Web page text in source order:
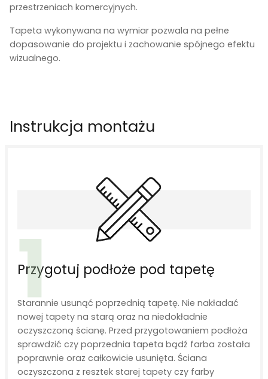
przestrzeniach komercyjnych.
Tapeta wykonywana na wymiar pozwala na pełne
dopasowanie do projektu i zachowanie spójnego efektu
wizualnego.
Instrukcja montażu
1
Przygotuj podłoże pod tapetę
Starannie usunąć poprzednią tapetę. Nie nakładać
nowej tapety na starą oraz na niedokładnie
oczyszczoną ścianę. Przed przygotowaniem podłoża
sprawdzić czy poprzednia tapeta bądź farba została
poprawnie oraz całkowicie usunięta. Ściana
oczyszczona z resztek starej tapety czy farby